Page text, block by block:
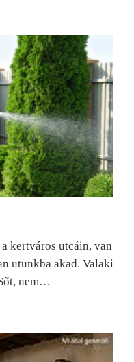
kertváros utcáin, van
utunkba akad. Valaki
nem…